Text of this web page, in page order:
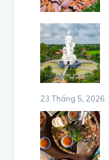
23 Tháng 5, 2026